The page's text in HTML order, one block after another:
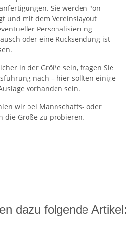
Sie werden "on
und mit dem Vereinslayout
Personalisierung
oder eine Rücksendung ist
in der Größe sein, fragen Sie
nach – hier sollten einige
vorhanden sein.
wir bei Mannschafts- oder
die Größe zu probieren.
dazu folgende Artikel: